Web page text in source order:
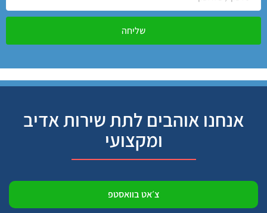
שליחה
אנחנו אוהבים לתת שירות אדיב
ומקצועי
צ׳אט בוואסטפ